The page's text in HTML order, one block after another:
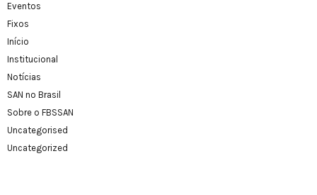
Eventos
Fixos
Início
Institucional
Notícias
SAN no Brasil
Sobre o FBSSAN
Uncategorised
Uncategorized